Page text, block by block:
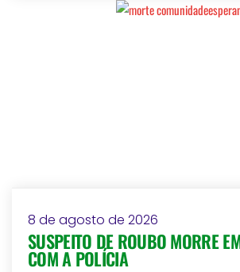
8 de agosto de 2026
SUSPEITO DE ROUBO MORRE
COM A POLÍCIA